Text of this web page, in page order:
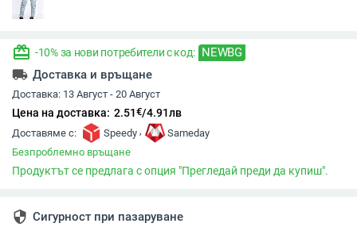
redeem -10% за нови потребители с код: NEWBG
local_shipping Доставка и връщане
Доставка: 13 Август - 20 Август
Цена на доставка: 2.51€/4.91лв
Доставяме с: Speedy ,
Sameday
Безпроблемно връщане
Продуктът се предлага с опция "Прегледай преди да купиш".
security Сигурност при пазаруване